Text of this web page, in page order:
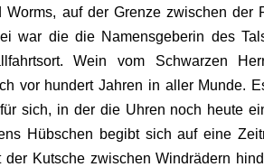
Worms, auf der Grenze zwischen der
war die die Namensgeberin des
Wein vom Schwarzen
vor hundert Jahren in aller Munde.
sich, in der die Uhren noch heute
Hübschen begibt sich auf eine
der Kutsche zwischen Windrädern